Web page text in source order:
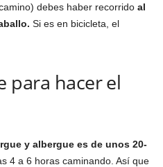
debes haber recorrido al
Si es en bicicleta, el
para hacer el
y albergue es de unos 20-
4 a 6 horas caminando. Así que